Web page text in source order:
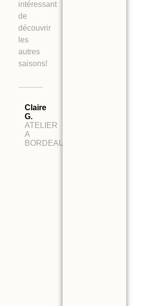
intéressant
de
découvrir
les
autres
saisons!
Claire
G.
ATELIER
A
BORDEAUX